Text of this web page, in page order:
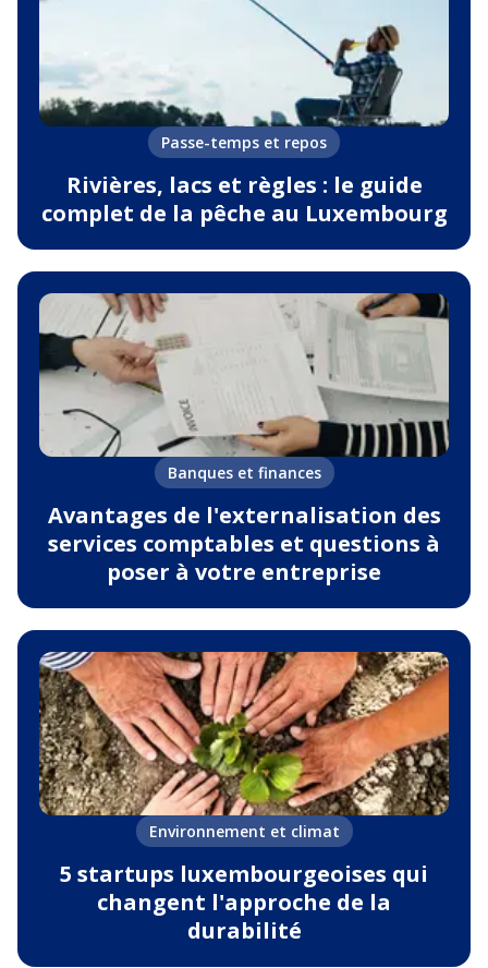
Passe-temps et repos
Rivières, lacs et règles : le guide
complet de la pêche au Luxembourg
Banques et finances
Avantages de l'externalisation des
services comptables et questions à
poser à votre entreprise
Environnement et climat
5 startups luxembourgeoises qui
changent l'approche de la
durabilité